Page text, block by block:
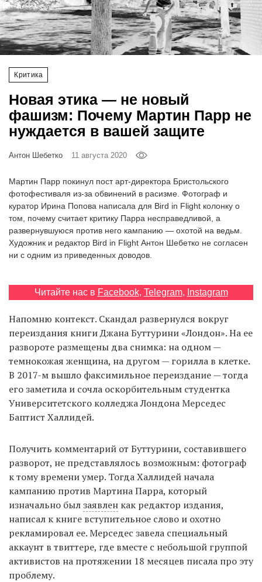
EN
UA
Критика
Новая этика — не новый
фашизм: Почему Мартин Парр не
нуждается в вашей защите
Антон Шебетко 11 августа 2020
Мартин Парр покинул пост арт-директора Бристольского
фотофестиваля из-за обвинений в расизме. Фотограф и
куратор Ирина Попова написала для Bird in Flight колонку о
том, почему считает критику Парра несправедливой, а
развернувшуюся против него кампанию — охотой на ведьм.
Художник и редактор Bird in Flight Антон Шебетко не согласен
ни с одним из приведенных доводов.
Читайте нас в Facebook, Telegram, Instagram
Напомню контекст. Скандал развернулся вокруг
переиздания книги Джана Буттурини «Лондон». На ее
развороте размещены два снимка: на одном —
темнокожая женщина, на другом — горилла в клетке.
В 2017-м вышло факсимильное переиздание — тогда
его заметила и сочла оскорбительным студентка
Университетского колледжа Лондона Мерседес
Баптист Халлидей.
Получить комментарий от Буттурини, составившего
разворот, не представлялось возможным: фотограф
к тому времени умер. Тогда Халлидей начала
кампанию против Мартина Парра, который
изначально былзаявлен как редактор издания,
написал к книге вступительное слово и охотно
рекламировал ее. Мерседес завела специальный
аккаунт в твиттере, где вместе с небольшой группой
активистов на протяжении 18 месяцев писала про эту
проблему.